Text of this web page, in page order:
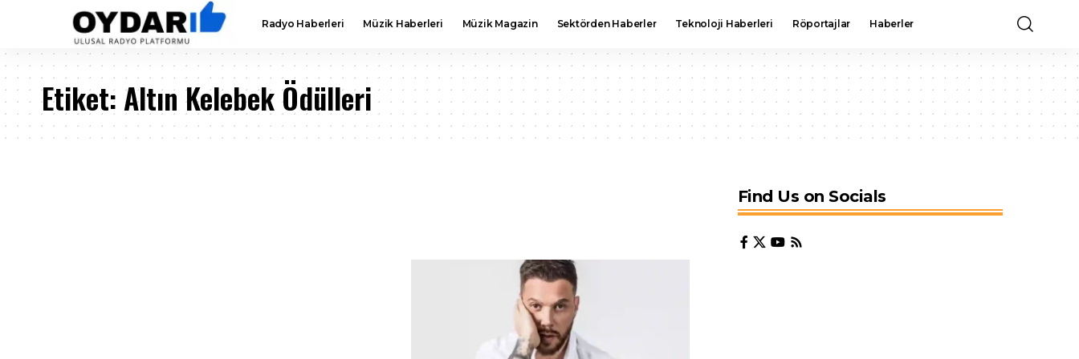
Radyo Haberleri Müzik Haberleri Müzik Magazin Sektörden Haberler Teknoloji Haberleri Röportajlar Haberler
Etiket: Altın Kelebek Ödülleri
Find Us on Socials